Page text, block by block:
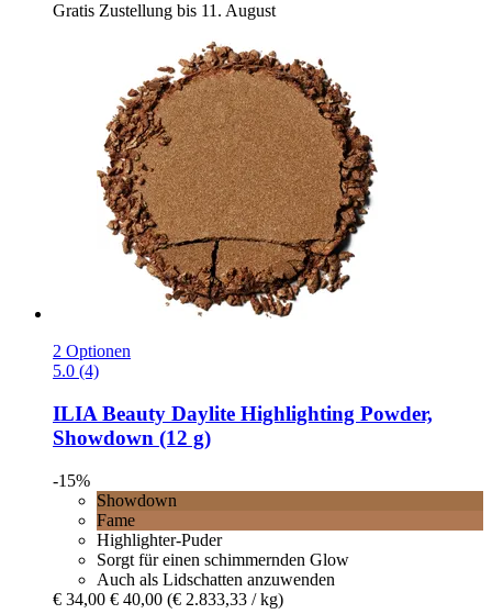
Gratis Zustellung bis 11. August
2 Optionen
5.0 (4)
ILIA Beauty Daylite Highlighting Powder,
Showdown (12 g)
-15%
Showdown
Fame
Highlighter-Puder
Sorgt für einen schimmernden Glow
Auch als Lidschatten anzuwenden
€ 34,00 € 40,00 (€ 2.833,33 / kg)